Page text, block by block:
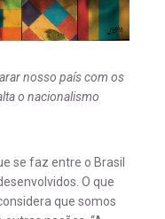
nosso país com os
o nacionalismo
se faz entre o Brasil
O que
que somos